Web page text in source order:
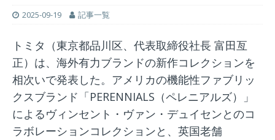
2025-09-19 記事一覧
トミタ（東京都品川区、代表取締役社長 富田亙
正）は、海外有力ブランドの新作コレクションを
相次いで発表した。アメリカの機能性ファブリッ
クスブランド「PERENNIALS（ペレニアルズ）」
によるヴィンセント・ヴァン・デュイセンとのコ
ラボレーションコレクションと、英国老舗